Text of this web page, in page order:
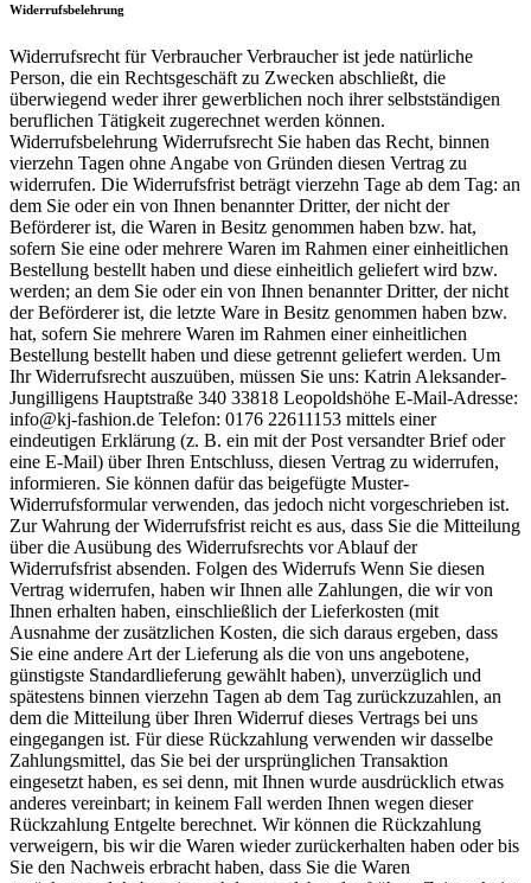
Widerrufsbelehrung
Widerrufsrecht für Verbraucher Verbraucher ist jede natürliche
Person, die ein Rechtsgeschäft zu Zwecken abschließt, die
überwiegend weder ihrer gewerblichen noch ihrer selbstständigen
beruflichen Tätigkeit zugerechnet werden können.
Widerrufsbelehrung Widerrufsrecht Sie haben das Recht, binnen
vierzehn Tagen ohne Angabe von Gründen diesen Vertrag zu
widerrufen. Die Widerrufsfrist beträgt vierzehn Tage ab dem Tag: an
dem Sie oder ein von Ihnen benannter Dritter, der nicht der
Beförderer ist, die Waren in Besitz genommen haben bzw. hat,
sofern Sie eine oder mehrere Waren im Rahmen einer einheitlichen
Bestellung bestellt haben und diese einheitlich geliefert wird bzw.
werden; an dem Sie oder ein von Ihnen benannter Dritter, der nicht
der Beförderer ist, die letzte Ware in Besitz genommen haben bzw.
hat, sofern Sie mehrere Waren im Rahmen einer einheitlichen
Bestellung bestellt haben und diese getrennt geliefert werden. Um
Ihr Widerrufsrecht auszuüben, müssen Sie uns: Katrin Aleksander-
Jungilligens Hauptstraße 340 33818 Leopoldshöhe E-Mail-Adresse:
info@kj-fashion.de Telefon: 0176 22611153 mittels einer
eindeutigen Erklärung (z. B. ein mit der Post versandter Brief oder
eine E-Mail) über Ihren Entschluss, diesen Vertrag zu widerrufen,
informieren. Sie können dafür das beigefügte Muster-
Widerrufsformular verwenden, das jedoch nicht vorgeschrieben ist.
Zur Wahrung der Widerrufsfrist reicht es aus, dass Sie die Mitteilung
über die Ausübung des Widerrufsrechts vor Ablauf der
Widerrufsfrist absenden. Folgen des Widerrufs Wenn Sie diesen
Vertrag widerrufen, haben wir Ihnen alle Zahlungen, die wir von
Ihnen erhalten haben, einschließlich der Lieferkosten (mit
Ausnahme der zusätzlichen Kosten, die sich daraus ergeben, dass
Sie eine andere Art der Lieferung als die von uns angebotene,
günstigste Standardlieferung gewählt haben), unverzüglich und
spätestens binnen vierzehn Tagen ab dem Tag zurückzuzahlen, an
dem die Mitteilung über Ihren Widerruf dieses Vertrags bei uns
eingegangen ist. Für diese Rückzahlung verwenden wir dasselbe
Zahlungsmittel, das Sie bei der ursprünglichen Transaktion
eingesetzt haben, es sei denn, mit Ihnen wurde ausdrücklich etwas
anderes vereinbart; in keinem Fall werden Ihnen wegen dieser
Rückzahlung Entgelte berechnet. Wir können die Rückzahlung
verweigern, bis wir die Waren wieder zurückerhalten haben oder bis
Sie den Nachweis erbracht haben, dass Sie die Waren